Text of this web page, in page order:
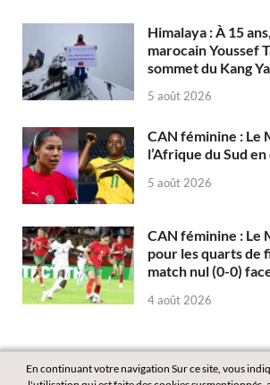
Himalaya : À 15
marocain Youssef
sommet du Kang
5 août 2026
CAN féminine : Le
l’Afrique du Sud
5 août 2026
CAN féminine : Le
pour les quarts de
match nul (0-0)
4 août 2026
En continuant votre navigation Sur ce site, vous